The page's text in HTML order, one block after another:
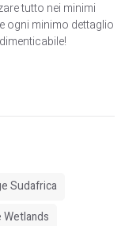
tutto nei minimi
ogni minimo dettaglio
Sudafrica
Wetlands